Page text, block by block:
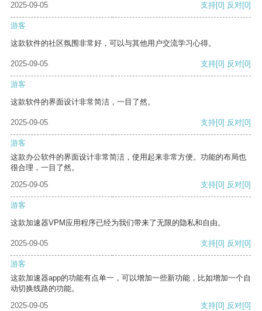
2025-09-05
支持[0] 反对[0]
游客
这款软件的社区氛围非常好，可以与其他用户交流学习心得。
2025-09-05 支持[0] 反对[0]
游客
这款软件的界面设计非常简洁，一目了然。
2025-09-05 支持[0] 反对[0]
游客
这款办公软件的界面设计非常简洁，使用起来非常方便。功能的布局也
很合理，一目了然。
2025-09-05
支持[0] 反对[0]
游客
这款加速器VPM应用程序已经为我们带来了无限的隐私和自由。
2025-09-05 支持[0] 反对[0]
游客
这款加速器app的功能有点单一，可以增加一些新功能，比如增加一个自
动切换线路的功能。
2025-09-05
支持[0] 反对[0]